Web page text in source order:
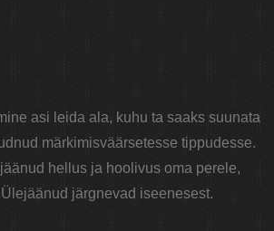
asi leida ala, kuhu ta saaks suunata
märkimisväärsetesse tippudesse.
hellus ja hoolivus oma perele,
järgnevad iseenesest.